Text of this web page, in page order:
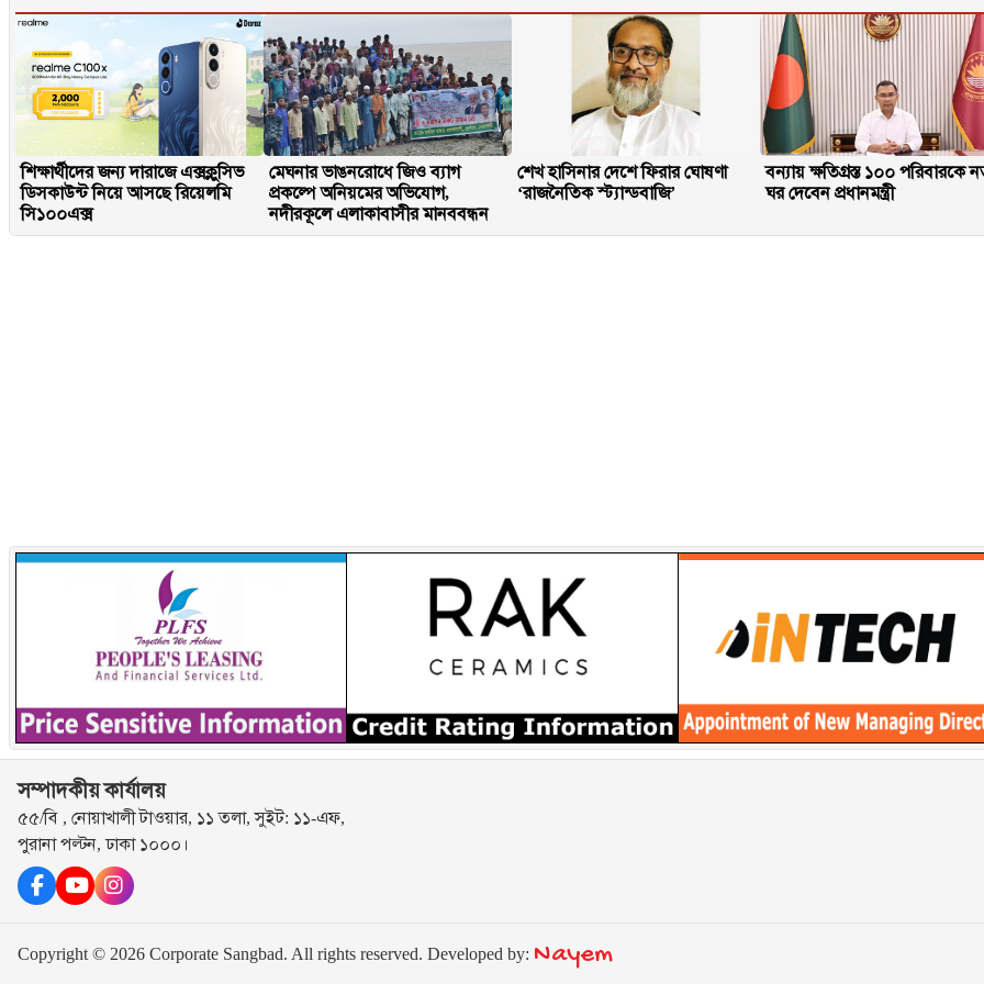
শিক্ষার্থীদের জন্য দারাজে এক্সক্লুসিভ
ডিসকাউন্ট নিয়ে আসছে রিয়েলমি
সি১০০এক্স
মেঘনার ভাঙনরোধে জিও ব্যাগ
প্রকল্পে অনিয়মের অভিযোগ,
নদীরকূলে এলাকাবাসীর মানববন্ধন
শেখ হাসিনার দেশে ফিরার ঘোষণা
‘রাজনৈতিক স্ট্যান্ডবাজি’
বন্যায় ক্ষতিগ্রস্ত ১০০ পরিবারকে
ঘর দেবেন প্রধানমন্ত্রী
সম্পাদকীয় কার্যালয়
৫৫/বি , নোয়াখালী টাওয়ার, ১১ তলা, সুইট: ১১-এফ,
পুরানা পল্টন, ঢাকা ১০০০।
Copyright © 2026 Corporate Sangbad. All rights reserved. Developed by: Nayem